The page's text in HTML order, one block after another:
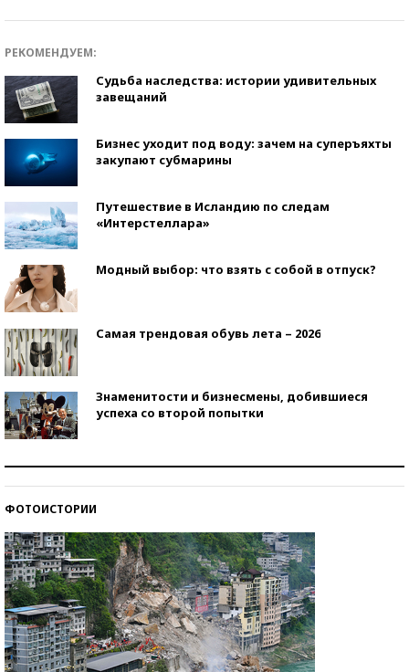
РЕКОМЕНДУЕМ:
Судьба наследства: истории удивительных
завещаний
Бизнес уходит под воду: зачем на суперъяхты
закупают субмарины
Путешествие в Исландию по следам
«Интерстеллара»
Модный выбор: что взять с собой в отпуск?
Самая трендовая обувь лета – 2026
Знаменитости и бизнесмены, добившиеся
успеха со второй попытки
ФОТОИСТОРИИ